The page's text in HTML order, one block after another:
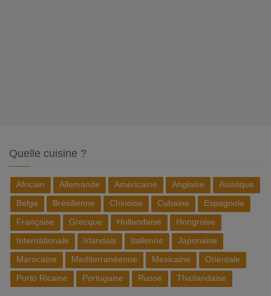
Quelle cuisine ?
Africain Allemande Américaine Anglaise
Asiatique
Belge
Brésilienne Chinoise Cubaine
Espagnole
Française
Grecque Hollandaise
Hongroise
Internationale
Irlandais Italienne
Japonaise
Marocaine
Mediterranéenne Mexicaine
Orientale
Porto Ricaine
Portugaise Russe Thaïlandaise